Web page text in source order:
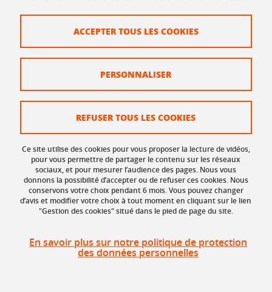
lecture et de l’écriture ;
- Étude des manuels scolaires ;
- Conception d’outils didactiques et analyse des
usages ;
- Évaluation des élèves et traitement des
Mots clés :didactique du français - lecture, écriture
Ce site utilise des cookies pour vous proposer la lecture de vidéos,
pour vous permettre de partager le contenu sur les réseaux
sociaux, et pour mesurer l’audience des pages. Nous vous
donnons la possibilité d’accepter ou de refuser ces cookies. Nous
conservons votre choix pendant 6 mois. Vous pouvez changer
d’avis et modifier votre choix à tout moment en cliquant sur le lien
"Gestion des cookies" situé dans le pied de page du site.
En savoir plus sur notre politique de protection
des données personnelles
ACCEPTER TOUS LES COOKIES
REFUSER TOUS LES COOKIES
PERSONNALISER